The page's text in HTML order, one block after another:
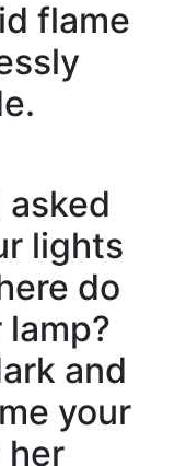
flame
lights
do
and
your
her